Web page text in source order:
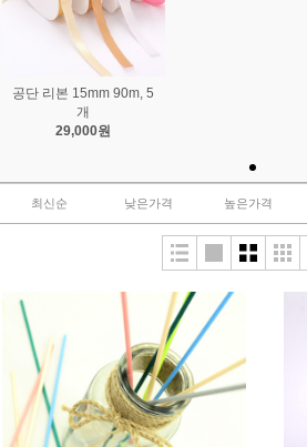
공단 리본 15mm 90m, 5
개
29,000원
최신순 낮은가격 높은가격